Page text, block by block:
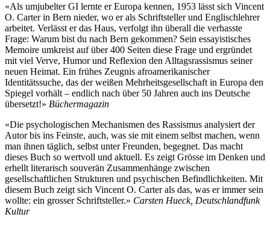
«Als umjubelter GI lernte er Europa kennen, 1953 lässt sich Vincent
O. Carter in Bern nieder, wo er als Schriftsteller und Englischlehrer
arbeitet. Verlässt er das Haus, verfolgt ihn überall die verhasste
Frage: Warum bist du nach Bern gekommen? Sein essayistisches
Memoire umkreist auf über 400 Seiten diese Frage und ergründet
mit viel Verve, Humor und Reflexion den Alltagsrassismus seiner
neuen Heimat. Ein frühes Zeugnis afroamerikanischer
Identitätssuche, das der weißen Mehrheitsgesellschaft in Europa den
Spiegel vorhält – endlich nach über 50 Jahren auch ins Deutsche
übersetzt!» Büchermagazin
«Die psychologischen Mechanismen des Rassismus analysiert der
Autor bis ins Feinste, auch, was sie mit einem selbst machen, wenn
man ihnen täglich, selbst unter Freunden, begegnet. Das macht
dieses Buch so wertvoll und aktuell. Es zeigt Grösse im Denken und
erhellt literarisch souverän Zusammenhänge zwischen
gesellschaftlichen Strukturen und psychischen Befindlichkeiten. Mit
diesem Buch zeigt sich Vincent O. Carter als das, was er immer sein
wollte: ein grosser Schriftsteller.» Carsten Hueck, Deutschlandfunk
Kultur